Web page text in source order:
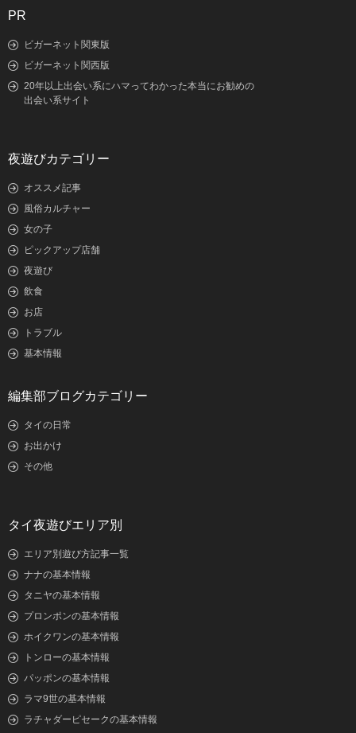
PR
ビガーネット関東版
ビガーネット関西版
20年以上出会い系にハマってわかった本当にお勧めの
出会い系サイト
夜遊びカテゴリー
オススメ記事
風俗カルチャー
女の子
ピックアップ店舗
夜遊び
飲食
お店
トラブル
基本情報
編集部ブログカテゴリー
タイの日常
お出かけ
その他
タイ夜遊びエリア別
エリア別遊び方記事一覧
ナナの基本情報
タニヤの基本情報
プロンポンの基本情報
ホイクワンの基本情報
トンローの基本情報
パッポンの基本情報
ラマ9世の基本情報
ラチャダーピセークの基本情報